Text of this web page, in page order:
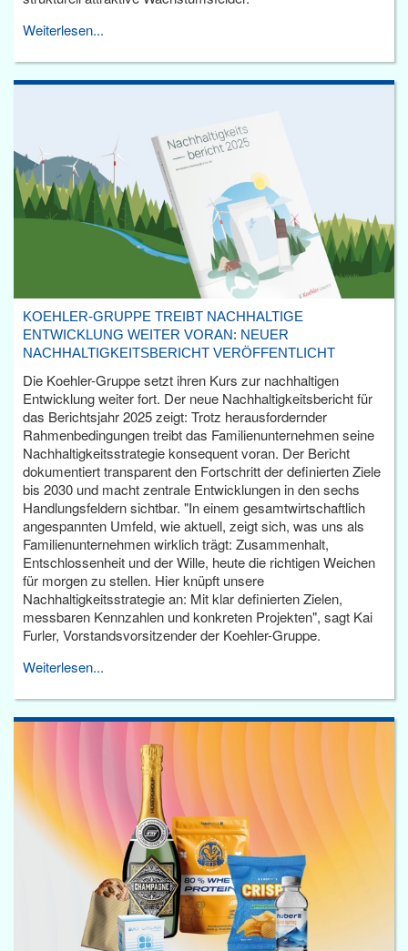
Weiterlesen...
KOEHLER-GRUPPE TREIBT NACHHALTIGE
ENTWICKLUNG WEITER VORAN: NEUER
NACHHALTIGKEITSBERICHT VERÖFFENTLICHT
Die Koehler-Gruppe setzt ihren Kurs zur nachhaltigen
Entwicklung weiter fort. Der neue Nachhaltigkeitsbericht für
das Berichtsjahr 2025 zeigt: Trotz herausfordernder
Rahmenbedingungen treibt das Familienunternehmen seine
Nachhaltigkeitsstrategie konsequent voran. Der Bericht
dokumentiert transparent den Fortschritt der definierten Ziele
bis 2030 und macht zentrale Entwicklungen in den sechs
Handlungsfeldern sichtbar. "In einem gesamtwirtschaftlich
angespannten Umfeld, wie aktuell, zeigt sich, was uns als
Familienunternehmen wirklich trägt: Zusammenhalt,
Entschlossenheit und der Wille, heute die richtigen Weichen
für morgen zu stellen. Hier knüpft unsere
Nachhaltigkeitsstrategie an: Mit klar definierten Zielen,
messbaren Kennzahlen und konkreten Projekten", sagt Kai
Furler, Vorstandsvorsitzender der Koehler-Gruppe.
Weiterlesen...